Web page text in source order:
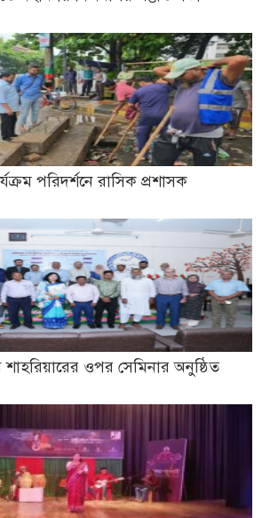
পরিদর্শনে রাসিক প্রশাসক
শাহরিয়ারের ওপর সেমিনার অনুষ্ঠিত